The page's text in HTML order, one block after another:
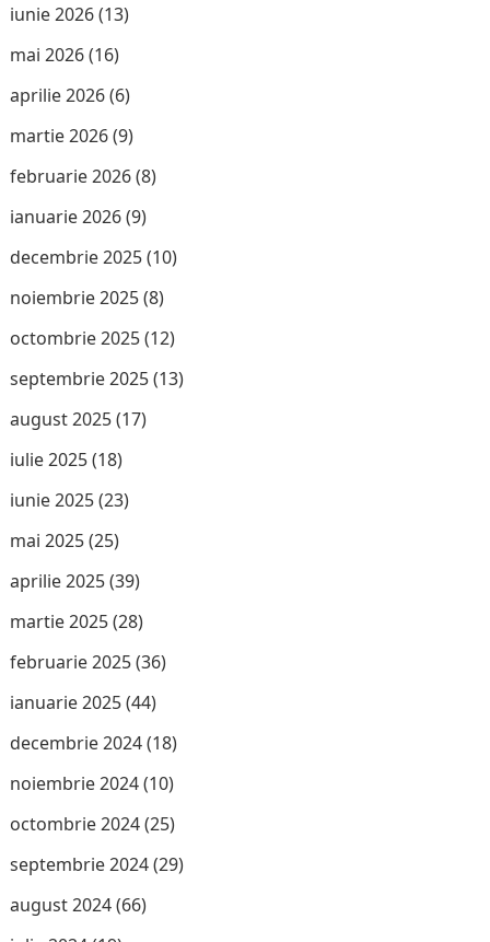
iunie 2026(13)
mai 2026(16)
aprilie 2026(6)
martie 2026(9)
februarie 2026(8)
ianuarie 2026(9)
decembrie 2025(10)
noiembrie 2025(8)
octombrie 2025(12)
septembrie 2025(13)
august 2025(17)
iulie 2025(18)
iunie 2025(23)
mai 2025(25)
aprilie 2025(39)
martie 2025(28)
februarie 2025(36)
ianuarie 2025(44)
decembrie 2024(18)
noiembrie 2024(10)
octombrie 2024(25)
septembrie 2024(29)
august 2024(66)